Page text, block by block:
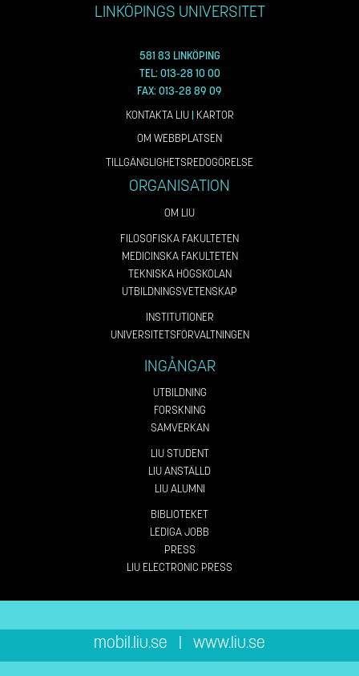
LINKÖPINGS UNIVERSITET
581 83 LINKÖPING
TEL: 013-28 10 00
FAX: 013-28 89 09
KONTAKTA LIU| KARTOR
OM WEBBPLATSEN
TILLGÄNGLIGHETSREDOGÖRELSE
ORGANISATION
OM LIU
FILOSOFISKA FAKULTETEN
MEDICINSKA FAKULTETEN
TEKNISKA HÖGSKOLAN
UTBILDNINGSVETENSKAP
INSTITUTIONER
UNIVERSITETSFÖRVALTNINGEN
INGÅNGAR
UTBILDNING
FORSKNING
SAMVERKAN
LIU STUDENT
LIU ANSTÄLLD
LIU ALUMNI
BIBLIOTEKET
LEDIGA JOBB
PRESS
LIU ELECTRONIC PRESS
mobil.liu.se www.liu.se